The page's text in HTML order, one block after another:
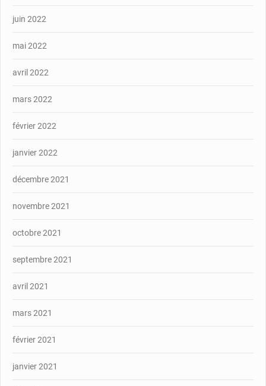
juin 2022
mai 2022
avril 2022
mars 2022
février 2022
janvier 2022
décembre 2021
novembre 2021
octobre 2021
septembre 2021
avril 2021
mars 2021
février 2021
janvier 2021